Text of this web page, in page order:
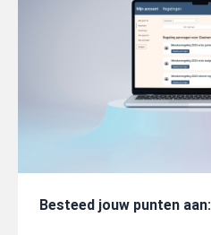
Besteed jouw punten aan: